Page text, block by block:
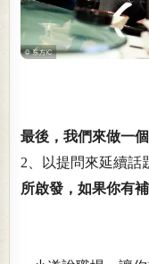
最後，我們來做一個
2、以提問來延續話
所啟發，如果你有